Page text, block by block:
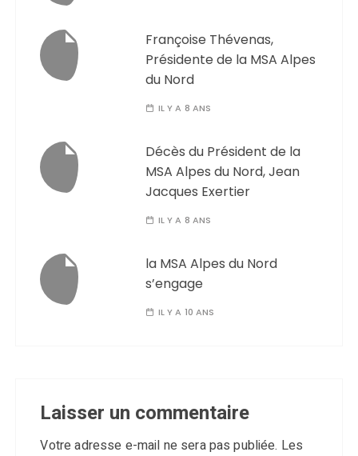
Françoise Thévenas,
Présidente de la MSA Alpes
du Nord
IL Y A 8 ANS
Décès du Président de la
MSA Alpes du Nord, Jean
Jacques Exertier
IL Y A 8 ANS
la MSA Alpes du Nord
s’engage
IL Y A 10 ANS
Laisser un commentaire
Votre adresse e-mail ne sera pas publiée. Les